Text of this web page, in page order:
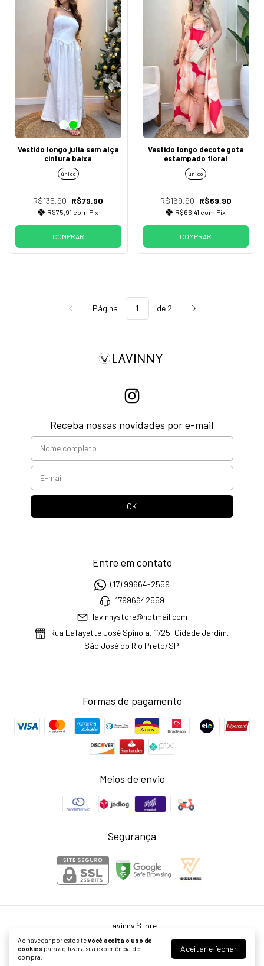
Ao navegar por este sitevocê aceita o uso de
cookies para agilizar a sua experiência de
compra.
Aceitar e fechar
Vestido longo julia sem alça
cintura baixa
único
R$135,90 R$79,90
R$75,91 com Pix
COMPRAR
Vestido longo decote gota
estampado floral
único
R$169,90 R$69,90
R$66,41 com Pix
COMPRAR
Página de 2
Receba nossas novidades por e-mail
Entre em contato
(17) 99664-2559
17996642559
lavinnystore@hotmail.com
Rua Lafayette José Spinola, 1725, Cidade Jardim,
São José do Rio Preto/SP
Formas de pagamento
Meios de envio
Segurança
Lavinny Store
©2026. Larissa Neris Cardoso Agostini ME - 39999976000155. Todos os
direitos reservados.